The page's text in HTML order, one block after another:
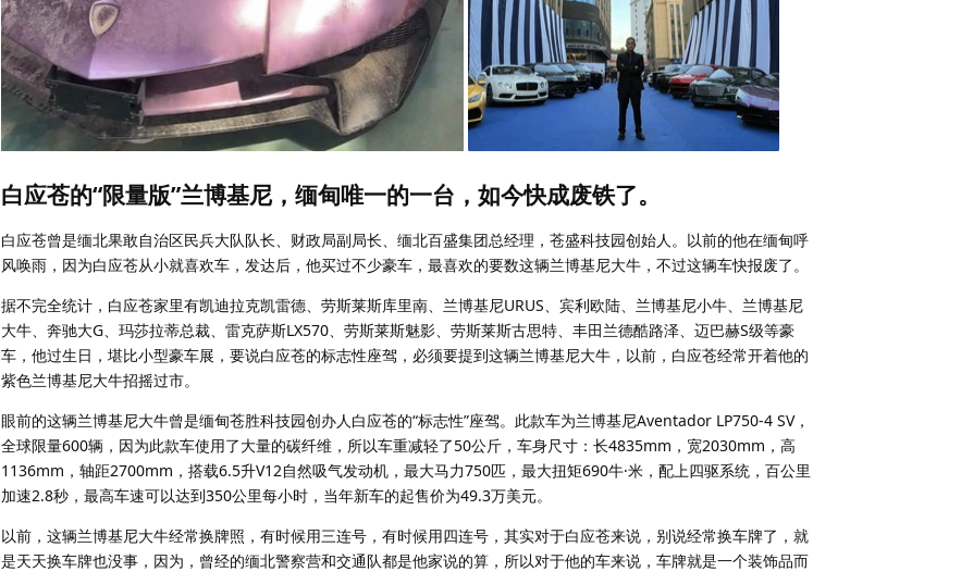
白应苍的“限量版”兰博基尼，缅甸唯一的一台，如今快成废铁了。
白应苍曾是缅北果敢自治区民兵大队队长、财政局副局长、缅北百盛集团总经理，苍盛科技园创始人。以前的他在缅甸呼
风唤雨，因为白应苍从小就喜欢车，发达后，他买过不少豪车，最喜欢的要数这辆兰博基尼大牛，不过这辆车快报废了。
据不完全统计，白应苍家里有凯迪拉克凯雷德、劳斯莱斯库里南、兰博基尼URUS、宾利欧陆、兰博基尼小牛、兰博基尼
大牛、奔驰大G、玛莎拉蒂总裁、雷克萨斯LX570、劳斯莱斯魅影、劳斯莱斯古思特、丰田兰德酷路泽、迈巴赫S级等豪
车，他过生日，堪比小型豪车展，要说白应苍的标志性座驾，必须要提到这辆兰博基尼大牛，以前，白应苍经常开着他的
紫色兰博基尼大牛招摇过市。
眼前的这辆兰博基尼大牛曾是缅甸苍胜科技园创办人白应苍的“标志性”座驾。此款车为兰博基尼Aventador LP750-4 SV，
全球限量600辆，因为此款车使用了大量的碳纤维，所以车重减轻了50公斤，车身尺寸：长4835mm，宽2030mm，高
1136mm，轴距2700mm，搭载6.5升V12自然吸气发动机，最大马力750匹，最大扭矩690牛·米，配上四驱系统，百公里
加速2.8秒，最高车速可以达到350公里每小时，当年新车的起售价为49.3万美元。
以前，这辆兰博基尼大牛经常换牌照，有时候用三连号，有时候用四连号，其实对于白应苍来说，别说经常换车牌了，就
是天天换车牌也没事，因为，曾经的缅北警察营和交通队都是他家说的算，所以对于他的车来说，车牌就是一个装饰品而